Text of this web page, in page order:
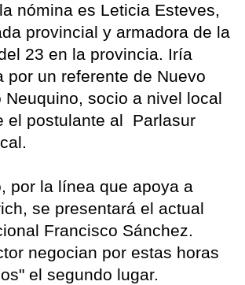
nómina es Leticia Esteves,
provincial y armadora de la
23 en la provincia. Iría
por un referente de Nuevo
Neuquino, socio a nivel local
el postulante al Parlasur
por la línea que apoya a
se presentará el actual
Francisco Sánchez.
negocian por estas horas
el segundo lugar.